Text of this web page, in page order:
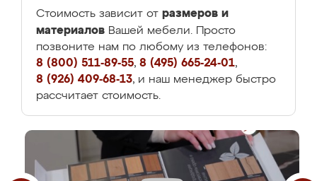
Стоимость зависит от размеров и
материалов Вашей мебели. Просто
позвоните нам по любому из телефонов:
8 (800) 511-89-55, 8 (495) 665-24-01,
8 (926) 409-68-13, и наш менеджер быстро
рассчитает стоимость.